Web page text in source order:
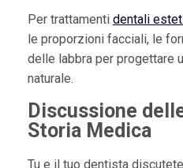
Per trattamenti dentali
le proporzioni facciali, le
delle labbra per progettare
naturale.
Discussione
Storia Medica
Tu e il tuo dentista